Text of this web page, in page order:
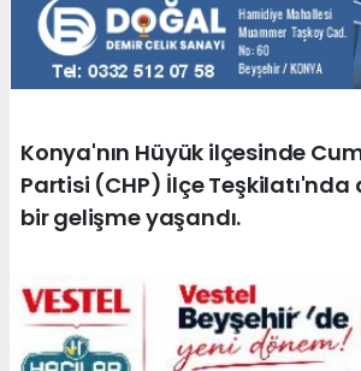
Konya'nın Hüyük ilçesinde
Partisi (CHP) İlçe
bir gelişme yaşandı.